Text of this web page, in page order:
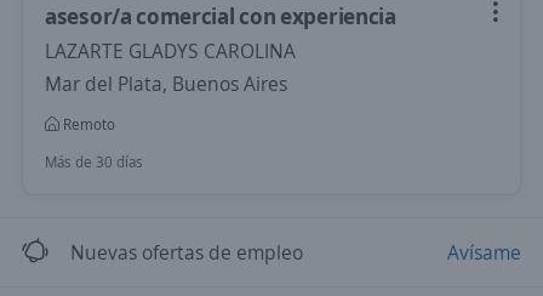
asesor/a comercial con experiencia
LAZARTE GLADYS CAROLINA
Mar del Plata, Buenos Aires
Remoto
Más de 30 días
Nuevas ofertas de empleo Avísame